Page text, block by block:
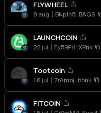
FLYWHEEL
8 aug. BNpJh5...BAGS
LAUNCHCOIN
22 jul. Ey59PH...XRnk
Tootcoin
18 jul. 7rAmpj...bonk
FITCOIN